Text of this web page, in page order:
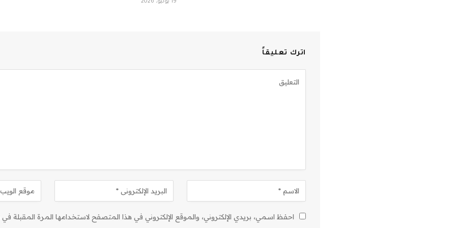
19 يوليو، 2026
اترك تعليقاً
احفظ اسمي، بريدي الإلكتروني، والموقع الإلكتروني في هذا المتصفح لاستخدامها المرة المقبلة في